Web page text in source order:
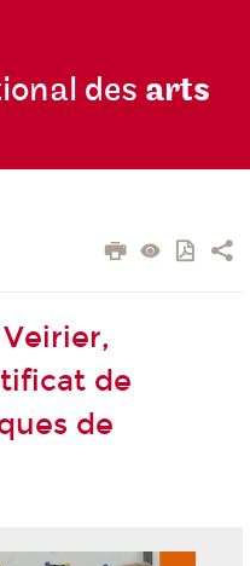
des arts
de
de